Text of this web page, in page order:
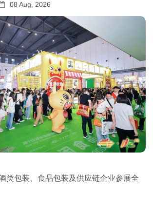
08 Aug, 2026
类包装、食品包装及供应链企业参展全